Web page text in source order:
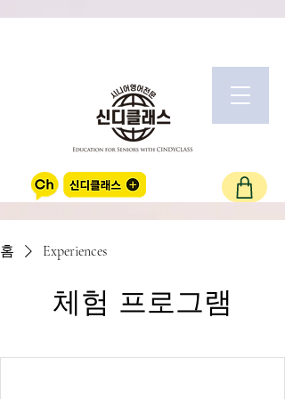
홈 Experiences
체험 프로그램